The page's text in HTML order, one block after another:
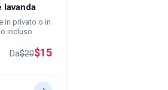
lavanda
in privato o in
incluso
Da$20$15